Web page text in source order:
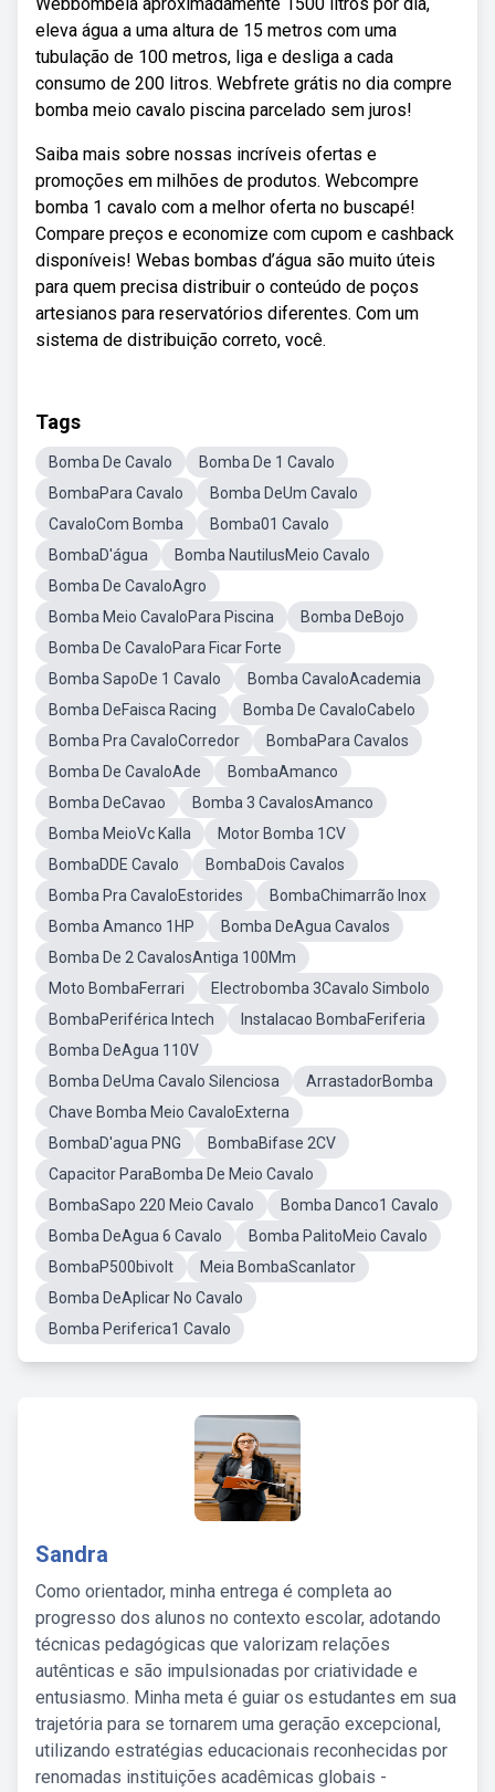
eleva água a uma altura de 15 metros com uma
tubulação de 100 metros, liga e desliga a cada
consumo de 200 litros. Webfrete grátis no dia compre
bomba meio cavalo piscina parcelado sem juros!
Saiba mais sobre nossas incríveis ofertas e
promoções em milhões de produtos. Webcompre
bomba 1 cavalo com a melhor oferta no buscapé!
Compare preços e economize com cupom e cashback
disponíveis! Webas bombas d’água são muito úteis
para quem precisa distribuir o conteúdo de poços
artesianos para reservatórios diferentes. Com um
sistema de distribuição correto, você.
Tags
Bomba De Cavalo
Bomba De 1 Cavalo
BombaPara Cavalo
Bomba DeUm Cavalo
CavaloCom Bomba
Bomba01 Cavalo
BombaD'água
Bomba NautilusMeio Cavalo
Bomba De CavaloAgro
Bomba Meio CavaloPara Piscina
Bomba DeBojo
Bomba De CavaloPara Ficar Forte
Bomba SapoDe 1 Cavalo
Bomba CavaloAcademia
Bomba DeFaisca Racing
Bomba De CavaloCabelo
Bomba Pra CavaloCorredor
BombaPara Cavalos
Bomba De CavaloAde
BombaAmanco
Bomba DeCavao
Bomba 3 CavalosAmanco
Bomba MeioVc Kalla
Motor Bomba 1CV
BombaDDE Cavalo
BombaDois Cavalos
Bomba Pra CavaloEstorides
BombaChimarrão Inox
Bomba Amanco 1HP
Bomba DeAgua Cavalos
Bomba De 2 CavalosAntiga 100Mm
Moto BombaFerrari
Electrobomba 3Cavalo Simbolo
BombaPeriférica Intech
Instalacao BombaFeriferia
Bomba DeAgua 110V
Bomba DeUma Cavalo Silenciosa
ArrastadorBomba
Chave Bomba Meio CavaloExterna
BombaD'agua PNG
BombaBifase 2CV
Capacitor ParaBomba De Meio Cavalo
BombaSapo 220 Meio Cavalo
Bomba Danco1 Cavalo
Bomba DeAgua 6 Cavalo
Bomba PalitoMeio Cavalo
BombaP500bivolt
Meia BombaScanlator
Bomba DeAplicar No Cavalo
Bomba Periferica1 Cavalo
Sandra
Como orientador, minha entrega é completa ao
progresso dos alunos no contexto escolar, adotando
técnicas pedagógicas que valorizam relações
autênticas e são impulsionadas por criatividade e
entusiasmo. Minha meta é guiar os estudantes em sua
trajetória para se tornarem uma geração excepcional,
utilizando estratégias educacionais reconhecidas por
renomadas instituições acadêmicas globais -